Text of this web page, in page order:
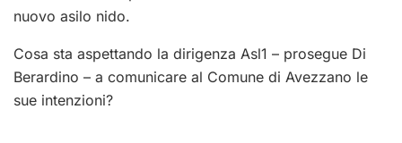
nuovo asilo nido.
Cosa sta aspettando la dirigenza Asl1 – prosegue Di
Berardino – a comunicare al Comune di Avezzano le
sue intenzioni?